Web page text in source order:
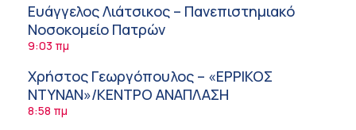
Ευάγγελος Λιάτσικος – Πανεπιστημιακό
Νοσοκομείο Πατρών
9:03 πμ
Χρήστος Γεωργόπουλος – «ΕΡΡΙΚΟΣ
ΝΤΥΝΑΝ»/ΚΕΝΤΡΟ ΑΝΑΠΛΑΣΗ
8:58 πμ